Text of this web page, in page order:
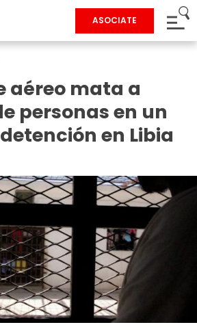
ASOCIATE
aéreo mata a
personas en un
en Libia